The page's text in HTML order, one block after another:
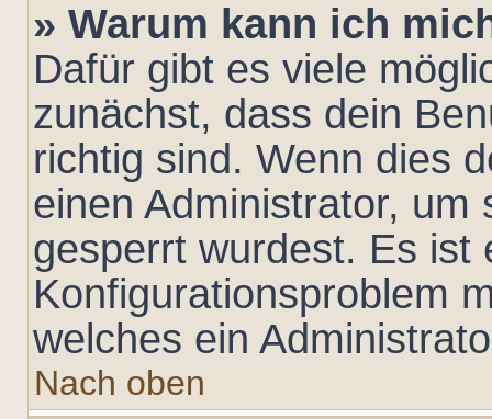
» Warum kann ich
Dafür gibt es viele
zunächst, dass dein
richtig sind. Wenn dies
einen Administrator, um
gesperrt wurdest. Es ist
Konfigurationsproblem
welches ein
Nach oben